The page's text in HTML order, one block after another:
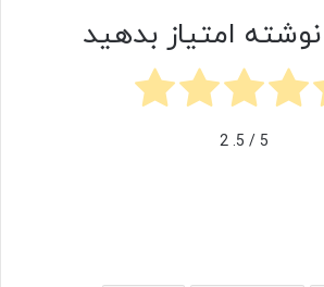
امتیاز بدهید
5
/ 5.
2